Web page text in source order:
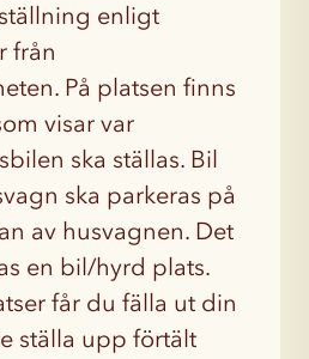
enligt
från
På platsen finns
visar var
ska ställas. Bil
ska parkeras på
av husvagnen. Det
en bil/hyrd plats.
får du fälla ut din
ställa upp förtält